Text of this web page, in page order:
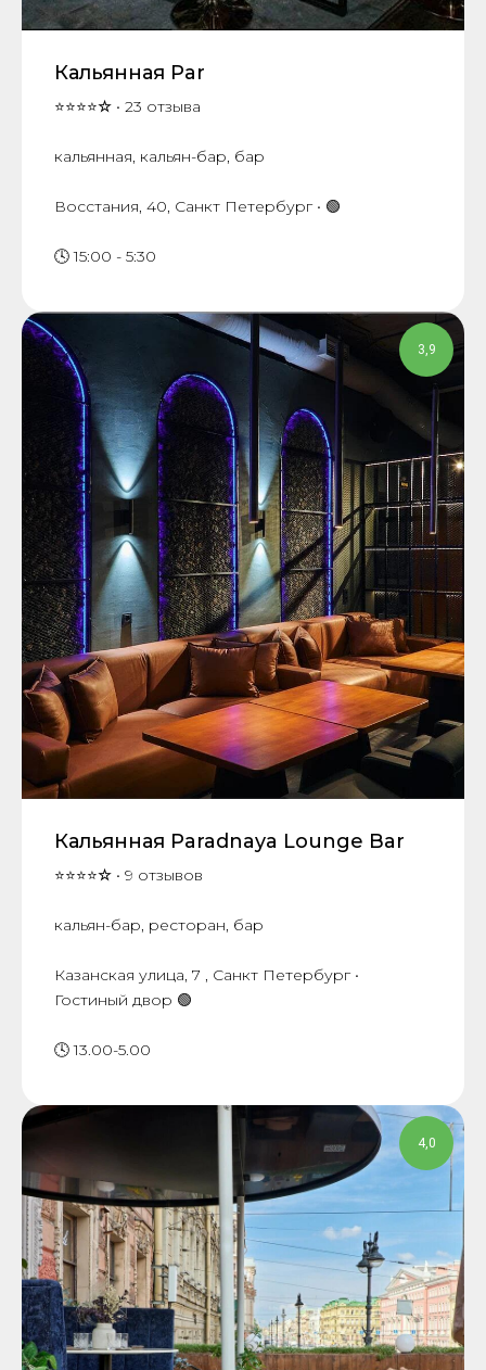
Кальянная Par
⭐⭐⭐⭐☆ • 23 отзыва
кальянная, кальян-бар, бар
​Восстания, 40, Санкт Петербург • 🟢
🕓 15:00 - 5:30
3,9
Кальянная Paradnaya Lounge Bar
⭐⭐⭐⭐☆ • 9 отзывов
кальян-бар, ресторан, бар
Казанская улица, 7 , Санкт Петербург •
Гостиный двор 🟢
🕓 13.00-5.00
4,0